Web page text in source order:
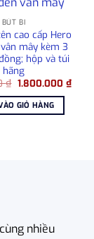
BÚT BI
cao cấp Hero
mây kèm 3
hộp và túi
hãng
₫ Giá
là:
2.300.000 ₫.
1.800.000 ₫Giá
GIỎ HÀNG
nhiều